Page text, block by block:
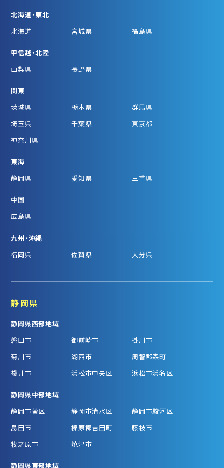
北海道・東北
北海道
宮城県 福島県
甲信越・北陸
山梨県
長野県
関東
茨城県
栃木県
群馬県
埼玉県
千葉県
東京都
神奈川県
東海
静岡県
愛知県 三重県
中国
広島県
九州・沖縄
福岡県
佐賀県 大分県
静岡県
静岡県西部地域
磐田市
御前崎市
掛川市
菊川市
湖西市
周智郡森町
袋井市
浜松市中央区 浜松市浜名区
静岡県中部地域
静岡市葵区
静岡市清水区
静岡市駿河区
島田市
榛原郡吉田町
藤枝市
牧之原市
焼津市
静岡県東部地域